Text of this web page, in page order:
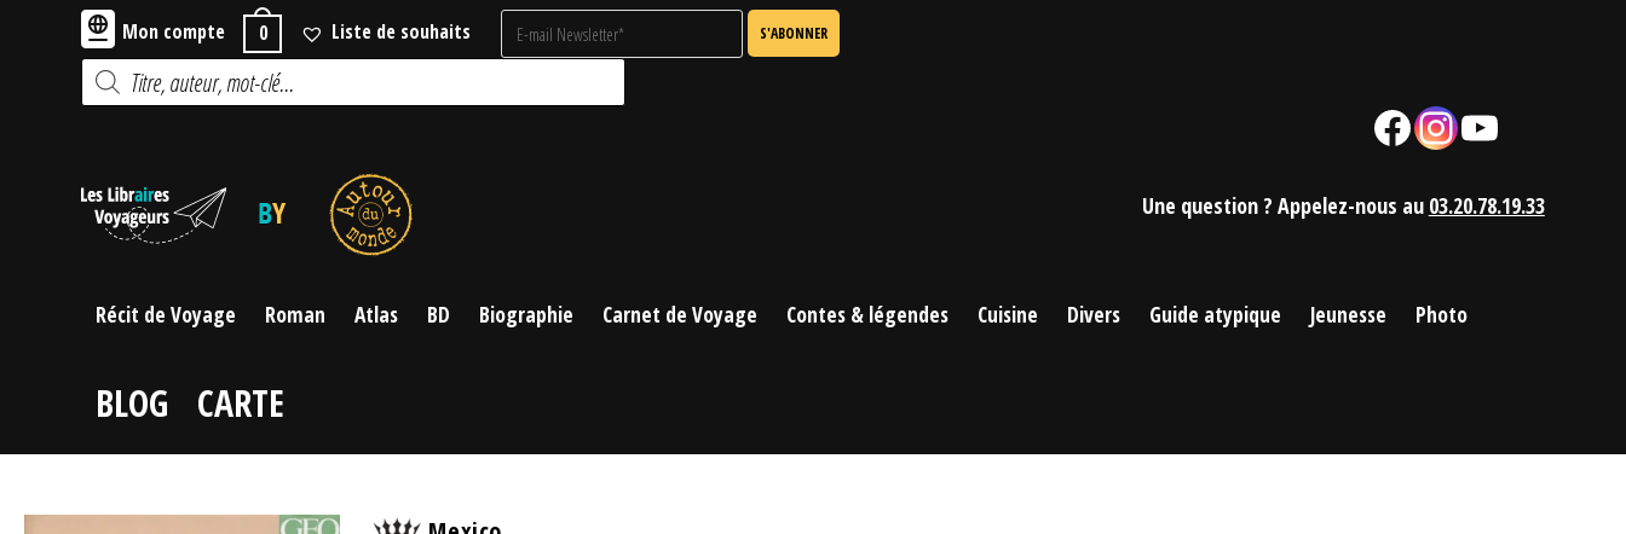
Mon compte 0 Liste de souhaits
Recherche
de
produits
FacebookInstagramYouTube
Une question ? Appelez-nous au 03.20.78.19.33
Récit de Voyage Roman Atlas BD Biographie Carnet de Voyage Contes & légendes Cuisine Divers Guide atypique Jeunesse Photo
BLOG CARTE